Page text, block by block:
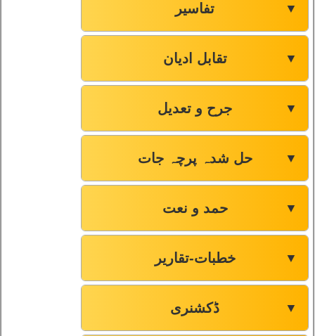
تفاسیر ▼
تقابل ادیان ▼
جرح و تعدیل ▼
حل شدہ پرچہ جات ▼
حمد و نعت ▼
خطبات-تقاریر ▼
ڈکشنری ▼